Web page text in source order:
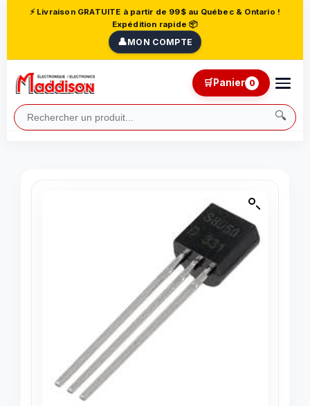
⚡ Livraison GRATUITE à partir de 99$ au Québec & Ontario !
Expédition rapide 📦
👤MON COMPTE
🔍
🛒Panier 0